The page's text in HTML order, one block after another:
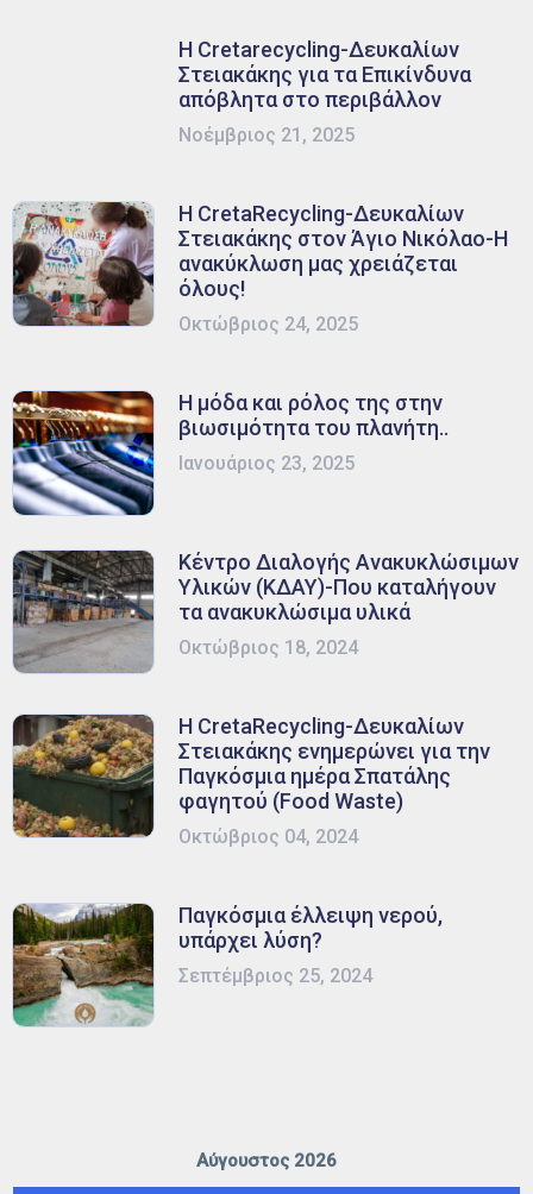
Η Cretarecycling-Δευκαλίων
Στειακάκης για τα Επικίνδυνα
απόβλητα στο περιβάλλον
Νοέμβριος 21, 2025
Η CretaRecycling-Δευκαλίων
Στειακάκης στον Άγιο Νικόλαο-Η
ανακύκλωση μας χρειάζεται
όλους!
Οκτώβριος 24, 2025
Η μόδα και ρόλος της στην
βιωσιμότητα του πλανήτη..
Ιανουάριος 23, 2025
Κέντρο Διαλογής Ανακυκλώσιμων
Υλικών (ΚΔΑΥ)-Που καταλήγουν
τα ανακυκλώσιμα υλικά
Οκτώβριος 18, 2024
Η CretaRecycling-Δευκαλίων
Στειακάκης ενημερώνει για την
Παγκόσμια ημέρα Σπατάλης
φαγητού (Food Waste)
Οκτώβριος 04, 2024
Παγκόσμια έλλειψη νερού,
υπάρχει λύση?
Σεπτέμβριος 25, 2024
Αύγουστος 2026